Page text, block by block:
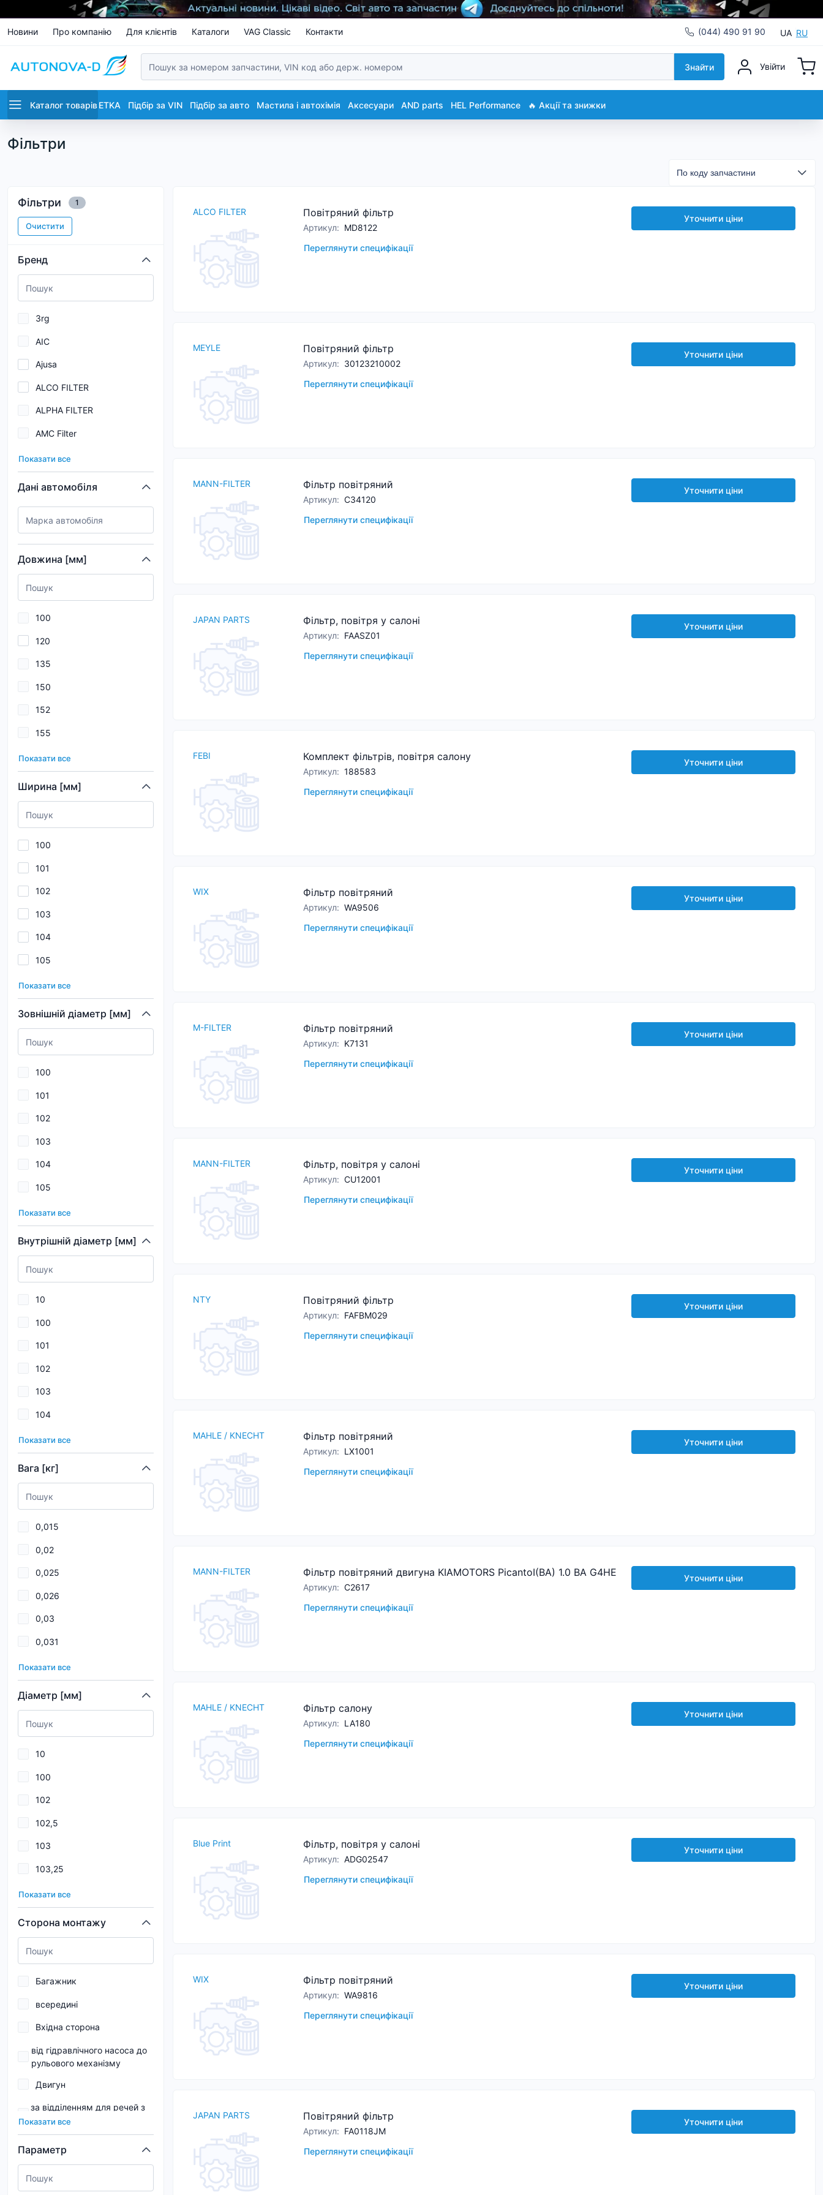
Новини Про компанію Для клієнтів Каталоги VAG Classic Контакти (044) 490 91 90 UA RU
Знайти Увійти
Каталог товарівETKA Підбір за VIN Підбір за авто Мастила і автохімія Аксесуари AND parts HEL Performance 🔥 Акції та знижки
Фільтри
Фільтри 1
Очистити
Бренд
3rg
AIC
Ajusa
ALCO FILTER
ALPHA FILTER
AMC Filter
AND
ASHIKA
AUTOMEGA (DELLO)
BGA
Blue Print
BMW
BOGAP
BORG&BECK
BORSEHUNG
BOSCH
CHAMPION
Показати все
Дані автомобіля
Довжина [мм]
100
120
135
150
152
155
161
174
176
178
179
180
182
184
185
186
187
189
Показати все
Ширина [мм]
100
101
102
103
104
105
106
108
110
111
112
113
114
115
116
117
118
119
Показати все
Зовнішній діаметр [мм]
100
101
102
103
104
105
106
108
110
111
112
113
114
115
116
117
118
119
Показати все
Внутрішній діаметр [мм]
10
100
101
102
103
104
105
107
109
11
11,5
110
111
112
114
116
117
Показати все
Вага [кг]
0,015
0,02
0,025
0,026
0,03
0,031
0,032
0,035
0,038
0,04
0,043
0,045
0,046
0,047
0,048
0,05
0,052
Показати все
Діаметр [мм]
10
100
102
102,5
103
103,25
104
105
105,5
105,66
106
107
107,8
108
108,4
Показати все
Сторона монтажу
Багажник
всередині
Вхідна сторона
від гідравлічного насоса до
рульового механізму
Двигун
за відділенням для речей з
боку переднього пасажира
Задня частина ТЗ
Показати все
Параметр
ALCO FILTER Повітряний фільтр
Артикул: MD8122
Переглянути специфікації
Уточнити ціни
MEYLE Повітряний фільтр
Артикул: 30123210002
Переглянути специфікації
Уточнити ціни
MANN-FILTER Фільтр повітряний
Артикул: C34120
Переглянути специфікації
Уточнити ціни
JAPAN PARTS Фільтр, повітря у салоні
Артикул: FAASZ01
Переглянути специфікації
Уточнити ціни
FEBI Комплект фільтрів, повітря салону
Артикул: 188583
Переглянути специфікації
Уточнити ціни
WIX Фільтр повітряний
Артикул: WA9506
Переглянути специфікації
Уточнити ціни
M-FILTER Фільтр повітряний
Артикул: K7131
Переглянути специфікації
Уточнити ціни
MANN-FILTER Фільтр, повітря у салоні
Артикул: CU12001
Переглянути специфікації
Уточнити ціни
NTY Повітряний фільтр
Артикул: FAFBM029
Переглянути специфікації
Уточнити ціни
MAHLE / KNECHT Фільтр повітряний
Артикул: LX1001
Переглянути специфікації
Уточнити ціни
MANN-FILTER Фільтр повітряний двигуна KIAMOTORS PicantoI(BA) 1.0 BA G4HE
Артикул: C2617
Переглянути специфікації
Уточнити ціни
MAHLE / KNECHT Фільтр салону
Артикул: LA180
Переглянути специфікації
Уточнити ціни
Blue Print Фільтр, повітря у салоні
Артикул: ADG02547
Переглянути специфікації
Уточнити ціни
WIX Фільтр повітряний
Артикул: WA9816
Переглянути специфікації
Уточнити ціни
JAPAN PARTS Повітряний фільтр
Артикул: FA0118JM
Переглянути специфікації
Уточнити ціни